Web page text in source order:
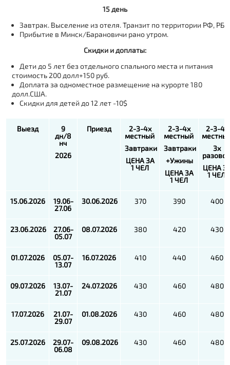
15 день
Завтрак. Выселение из отеля. Транзит по территории РФ, РБ
Прибытие в Минск/Барановичи рано утром.
Скидки и доплаты:
Дети до 5 лет без отдельного спального места и питания
стоимость 200 долл+150 руб.
Доплата за одноместное размещение на курорте 180
долл.США.
Скидки для детей до 12 лет -10$
Выезд
9
дн/8
нч
2026
Приезд 2-3-4х
местный
Завтраки
ЦЕНА ЗА
1 ЧЕЛ
2-3-4х
местный
Завтраки
+Ужины
ЦЕНА ЗА
1 ЧЕЛ
2-3-4
3х
ЦЕНА
1 ЧЕЛ
15.06.2026
19.06-
27.06
30.06.2026 370 390 400
23.06.2026
27.06-
05.07
08.07.2026 380 420 430
01.07.2026
05.07-
13.07
16.07.2026 410 440 460
09.07.2026
13.07-
21.07
24.07.2026 430 460 480
17.07.2026
21.07-
29.07
01.08.2026 430 460 480
25.07.2026
29.07-
06.08
09.08.2026 430 460 480